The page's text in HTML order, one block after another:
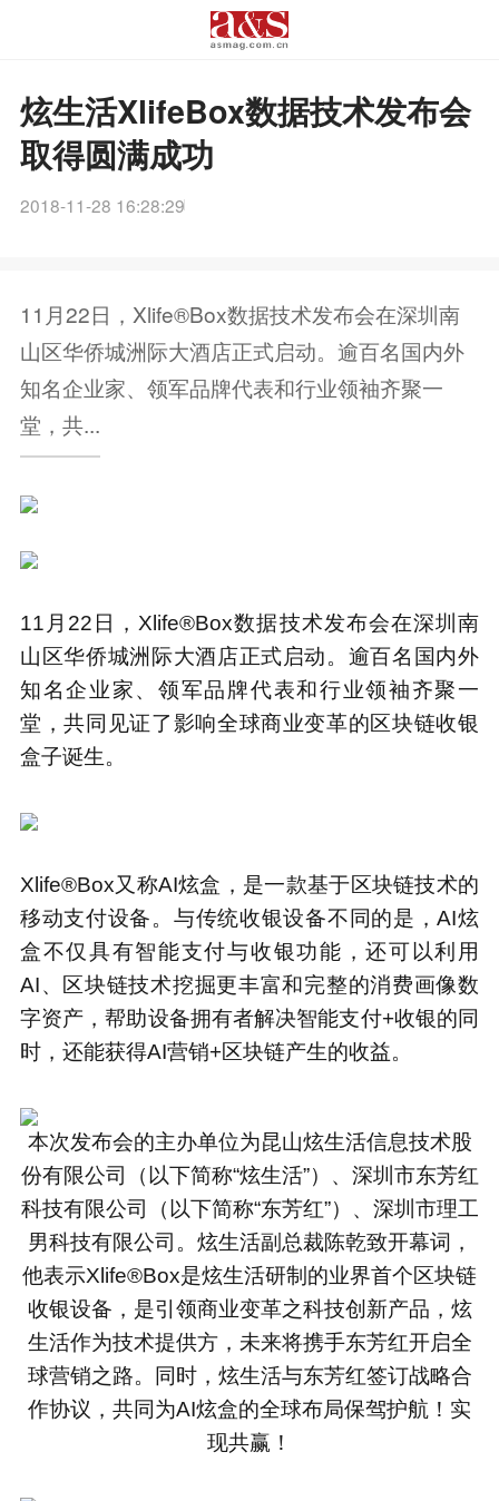
炫生活XlifeBox数据技术发布会
取得圆满成功
2018-11-28 16:28:29
11月22日，Xlife®Box数据技术发布会在深圳南
山区华侨城洲际大酒店正式启动。逾百名国内外
知名企业家、领军品牌代表和行业领袖齐聚一
堂，共...
11月22日，Xlife®Box数据技术发布会在深圳南
山区华侨城洲际大酒店正式启动。逾百名国内外
知名企业家、领军品牌代表和行业领袖齐聚一
堂，共同见证了影响全球商业变革的区块链收银
盒子诞生。
Xlife®Box又称AI炫盒，是一款基于区块链技术的
移动支付设备。与传统收银设备不同的是，AI炫
盒不仅具有智能支付与收银功能，还可以利用
AI、区块链技术挖掘更丰富和完整的消费画像数
字资产，帮助设备拥有者解决智能支付+收银的同
时，还能获得AI营销+区块链产生的收益。
本次发布会的主办单位为昆山炫生活信息技术股
份有限公司（以下简称“炫生活”）、深圳市东芳红
科技有限公司（以下简称“东芳红”）、深圳市理工
男科技有限公司。炫生活副总裁陈乾致开幕词，
他表示Xlife®Box是炫生活研制的业界首个区块链
收银设备，是引领商业变革之科技创新产品，炫
生活作为技术提供方，未来将携手东芳红开启全
球营销之路。同时，炫生活与东芳红签订战略合
作协议，共同为AI炫盒的全球布局保驾护航！实
现共赢！